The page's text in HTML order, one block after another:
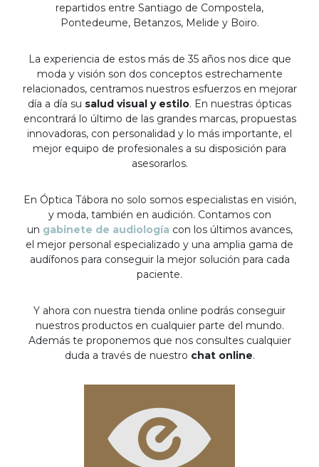
repartidos entre Santiago de Compostela,
Pontedeume, Betanzos, Melide y Boiro.
La experiencia de estos más de 35 años nos dice que
moda y visión son dos conceptos estrechamente
relacionados, centramos nuestros esfuerzos en mejorar
día a día su salud visual y estilo. En nuestras ópticas
encontrará lo último de las grandes marcas, propuestas
innovadoras, con personalidad y lo más importante, el
mejor equipo de profesionales a su disposición para
asesorarlos.
En Óptica Tábora no solo somos especialistas en visión,
y moda, también en audición. Contamos con
un gabinete de audiología con los últimos avances,
el mejor personal especializado y una amplia gama de
audífonos para conseguir la mejor solución para cada
paciente.
Y ahora con nuestra tienda online podrás conseguir
nuestros productos en cualquier parte del mundo.
Además te proponemos que nos consultes cualquier
duda a través de nuestro chat online.